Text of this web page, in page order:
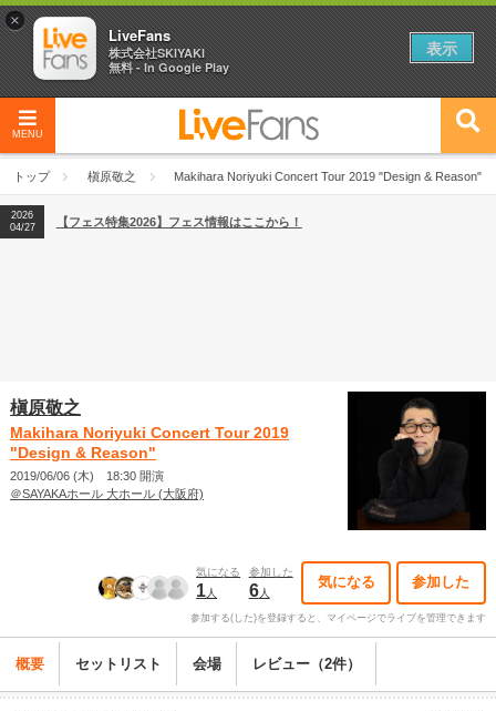
MENU
トップ 槇原敬之 Makihara Noriyuki Concert Tour 2019 "Design & Reason"
2026
04/27
2026
【ライブ動員ランキング】2026年上半期編発表！
2026
04/27
【フェス特集2026】フェス情報はここから！
槇原敬之
Makihara Noriyuki Concert Tour 2019
"Design & Reason"
2019/06/06 (木) 18:30 開演
＠SAYAKAホール 大ホール (大阪府)
気になる
1人
参加した
6人
気になる 参加した
参加する(した)を登録すると、マイページでライブを管理できます
概要 セットリスト 会場 レビュー（2件）
×
LiveFans
株式会社SKIYAKI
無料 - In Google Play
表示